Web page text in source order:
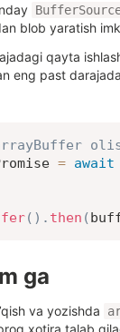
blob yaratish
qayta
eng past
= await
( ) . then (
ga
va yozishda
xotira talab